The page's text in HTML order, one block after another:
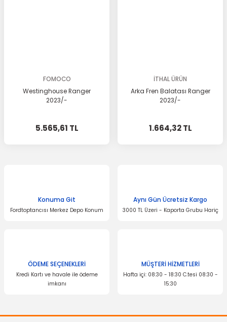
FOMOCO
Westinghouse Ranger
2023/-
5.565,61 TL
İTHAL ÜRÜN
Arka Fren Balatası Ranger
2023/-
1.664,32 TL
Konuma Git
Fordtoptancısı Merkez Depo Konum
Aynı Gün Ücretsiz Kargo
3000 TL Üzeri - Kaporta Grubu Hariç
ÖDEME SEÇENEKLERİ
Kredi Kartı ve havale ile ödeme
imkanı
MÜŞTERİ HİZMETLERİ
Hafta içi: 08:30 - 18:30 C.tesi 08:30 -
15:30